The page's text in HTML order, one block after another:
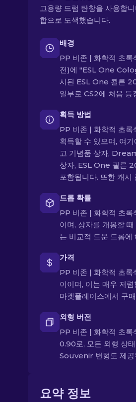
고용량 드럼 탄창을 사용합
합으로 도색했습니다.
배경
PP 비존 | 화학적 초록
전)에 "ESL One
시된 ESL One 쾰른
일부로 CS2에 처음 등
획득 방법
PP 비존 | 화학적 초록
획득할 수 있으며, 여
고 기념품 상자,
상자, ESL One 쾰른
포함됩니다. 또한 캐시
드롭 확률
PP 비존 | 화학적 초
이며, 상자를 개봉할
는 비교적 드문 드롭에
가격
PP 비존 | 화학적 초록
이이며, 이는 매우 저
마켓플레이스에서 구
외형 버전
PP 비존 | 화학적 초
0.90로, 모든 외형 상
Souvenir 변형도 제공
요약 정보